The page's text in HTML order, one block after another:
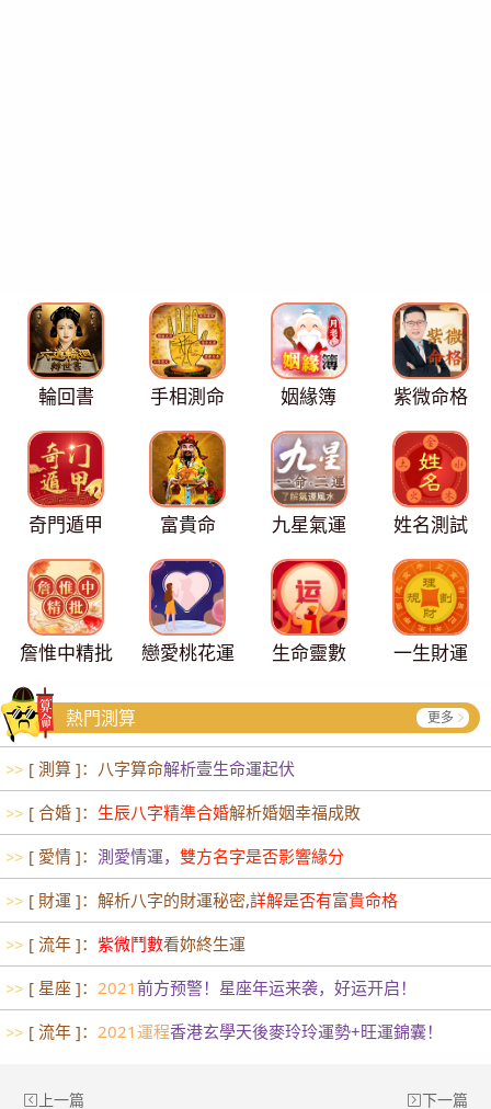
輪回書 手相測命 姻緣簿 紫微命格
奇門遁甲 富貴命 九星氣運 姓名測試
詹惟中精批 戀愛桃花運 生命靈數 一生財運
熱門測算 更多
>> [ 測算 ]：八字算命解析壹生命運起伏
>> [ 合婚 ]： 生辰八字精準合婚解析婚姻幸福成敗
>> [ 愛情 ]： 測愛情運， 雙方名字是否影響緣分
>> [ 財運 ]：解析八字的財運秘密,詳解是否有富貴命格
>> [ 流年 ]： 紫微鬥數看妳終生運
>> [ 星座 ]： 2021前方预警！星座年运来袭，好运开启！
>> [ 流年 ]： 2021運程香港玄學天後麥玲玲運勢+旺運錦囊！
上一篇 下一篇